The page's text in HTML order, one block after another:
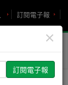
訂閱電子報
Toggle
×